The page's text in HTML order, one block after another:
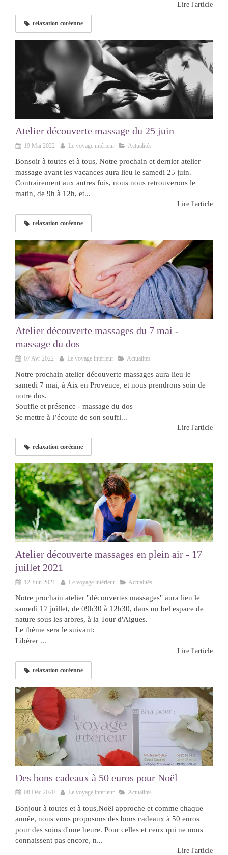
Lire l'article
relaxation coréenne
Atelier découverte massage du 25 juin
19 Mai 2022 Le voyage intérieur Actualités
Bonsoir à toutes et à tous, Notre prochain et dernier atelier
massage avant les vacances aura lieu le samedi 25 juin.
Contrairement aux autres fois, nous nous retrouverons le
matin, de 9h à 12h, et...
Lire l'article
relaxation coréenne
Atelier découverte massages du 7 mai -
massage du dos
07 Avr 2022 Le voyage intérieur Actualités
Notre prochain atelier découverte massages aura lieu le
samedi 7 mai, à Aix en Provence, et nous prendrons soin de
notre dos.
Souffle et présence - massage du dos
Se mettre à l’écoute de son souffl...
Lire l'article
relaxation coréenne
Atelier découverte massages en plein air - 17
juillet 2021
12 Juin 2021 Le voyage intérieur Actualités
Notre prochain atelier "découvertes massages" aura lieu le
samedi 17 juillet, de 09h30 à 12h30, dans un bel espace de
nature sous les arbres, à la Tour d'Aigues.
Le thème sera le suivant:
Libérer ...
Lire l'article
relaxation coréenne
Des bons cadeaux à 50 euros pour Noël
08 Déc 2020 Le voyage intérieur Actualités
Bonjour à toutes et à tous,Noël approche et comme chaque
année, nous vous proposons des bons cadeaux à 50 euros
pour des soins d'une heure. Pour celles et ceux qui ne nous
connaissent pas encore, n...
Lire l'article